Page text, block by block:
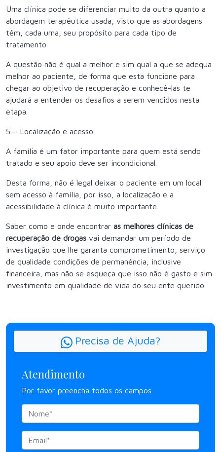
Uma clínica pode se diferenciar muito da outra quanto a
abordagem terapêutica usada, visto que as abordagens
têm, cada uma, seu propósito para cada tipo de
tratamento.
A questão não é qual a melhor e sim qual a que se adequa
melhor ao paciente, de forma que esta funcione para
chegar ao objetivo de recuperação e conhecê-las te
ajudará a entender os desafios a serem vencidos nesta
etapa.
5 – Localização e acesso
A família é um fator importante para quem está sendo
tratado e seu apoio deve ser incondicional.
Desta forma, não é legal deixar o paciente em um local
sem acesso à família, por isso, a localização e a
acessibilidade à clínica é muito importante.
Saber como e onde encontrar as melhores clínicas de
recuperação de drogas vai demandar um período de
investigação que lhe garanta comprometimento, serviço
de qualidade condições de permanência, inclusive
financeira, mas não se esqueça que isso não é gasto e sim
investimento em qualidade de vida do seu ente querido.
Precisa de Ajuda?
Atendimento
Por favor preencha todos os campos